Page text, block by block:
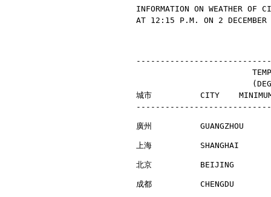
INFORMATION ON WEATHER
AT 12:15 P.M. ON 2 DECEMBER
城市          CITY    MINIMUM 最
廣州          GUANGZHOU
上海          SHANGHAI
北京          BEIJING
成都          CHENGDU